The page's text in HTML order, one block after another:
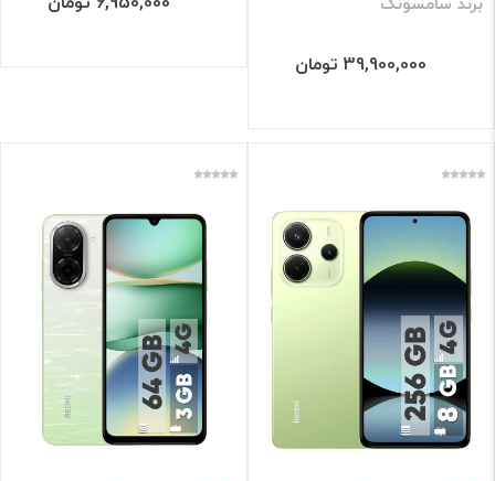
39,900,000 تومان